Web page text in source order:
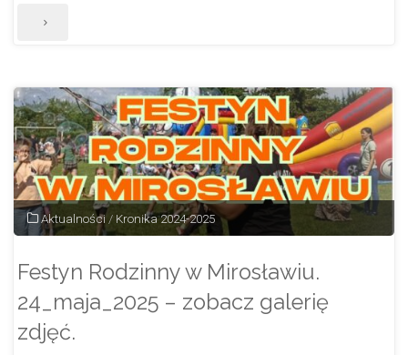
"Spotkania
rodzicami
–
29
maja
2025."
Aktualności / Kronika 2024-2025
Festyn Rodzinny w Mirosławiu.
24_maja_2025 – zobacz galerię
zdjęć.